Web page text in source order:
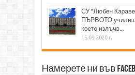
СУ "Любен
ПЪРВОТО
което излъчв...
15.09.2020 г.
Намерете ни във